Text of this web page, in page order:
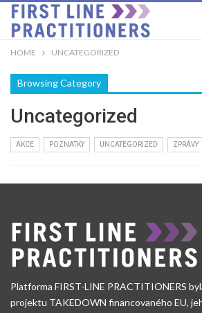
HOME UNCATEGORIZED
Browsing Category
Uncategorized
AKCE POZNATKY UNCATEGORIZED ZPRÁVY
Platforma FIRST-LINE PRACTITIONERS
projektu TAKEDOWN financovaného EU,